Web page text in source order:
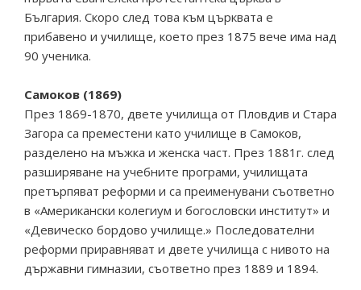
България. Скоро след това към църквата е
прибавено и училище, което през 1875 вече има над
90 ученика.
Самоков (1869)
През 1869-1870, двете училища от Пловдив и Стара
Загора са преместени като училище в Самоков,
разделено на мъжка и женска част. През 1881г. след
разширяване на учебните програми, училищата
претърпяват реформи и са преименувани съответно
в «Американски колегиум и богословски институт» и
«Девическо бордово училище.» Последователни
реформи приравняват и двете училища с нивото на
държавни гимназии, съответно през 1889 и 1894.